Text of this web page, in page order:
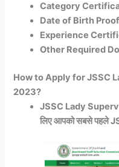
Category
Date of Birth Proof
Experience
Other Required
How to Apply for JSSC
2023?
JSSC Lady
लिए आपको सबसे पहले